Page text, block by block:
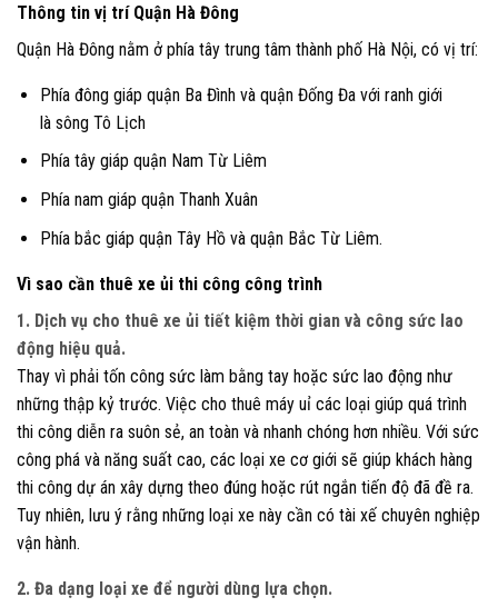
Thông tin vị trí Quận Hà Đông
Quận Hà Đông nằm ở phía tây trung tâm thành phố Hà Nội, có vị trí:
Phía đông giáp quận Ba Đình và quận Đống Đa với ranh giới
là sông Tô Lịch
Phía tây giáp quận Nam Từ Liêm
Phía nam giáp quận Thanh Xuân
Phía bắc giáp quận Tây Hồ và quận Bắc Từ Liêm.
Vì sao cần thuê xe ủi thi công công trình
1. Dịch vụ cho thuê xe ủi tiết kiệm thời gian và công sức lao
động hiệu quả.
Thay vì phải tốn công sức làm bằng tay hoặc sức lao động như
những thập kỷ trước. Việc cho thuê máy uỉ các loại giúp quá trình
thi công diễn ra suôn sẻ, an toàn và nhanh chóng hơn nhiều. Với sức
công phá và năng suất cao, các loại xe cơ giới sẽ giúp khách hàng
thi công dự án xây dựng theo đúng hoặc rút ngắn tiến độ đã đề ra.
Tuy nhiên, lưu ý rằng những loại xe này cần có tài xế chuyên nghiệp
vận hành.
2. Đa dạng loại xe để người dùng lựa chọn.